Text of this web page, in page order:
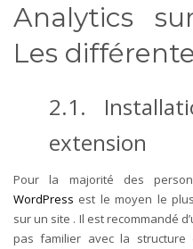
Analytics
Les
2.1.
extension
Pour la majorité des
WordPress est le moyen le
sur un site . Il est recommandé
pas familier avec la